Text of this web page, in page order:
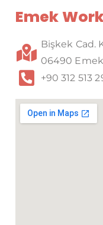
Emek
Bişkek Cad.
06490
+90 312 513